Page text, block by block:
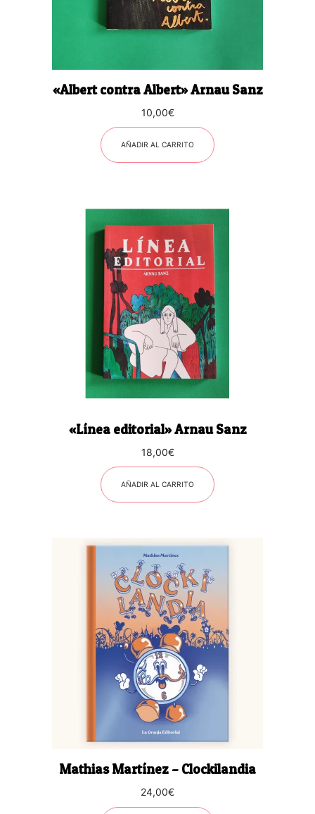
«Albert contra Albert» Arnau Sanz
10,00€
AÑADIR AL CARRITO
«Línea editorial» Arnau Sanz
18,00€
AÑADIR AL CARRITO
Mathias Martínez – Clockilandia
24,00€